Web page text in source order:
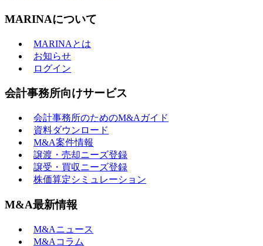
MARINAについて
MARINAとは
お知らせ
ログイン
会計事務所向けサービス
会計事務所のためのM&Aガイド
資料ダウンロード
M&A案件情報
譲渡・売却ニーズ登録
譲受・買収ニーズ登録
株価算定シミュレーション
M&A最新情報
M&Aニュース
M&Aコラム